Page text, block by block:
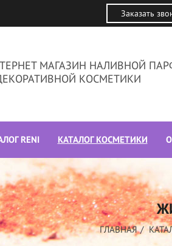
Заказать
МАГАЗИН НАЛИВНОЙ
КОСМЕТИКИ
RENI КАТАЛОГ КОСМЕТИКИ
ГЛАВНАЯ